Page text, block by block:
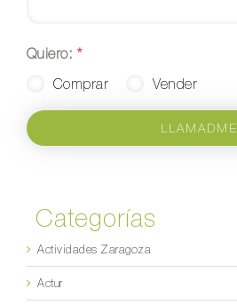
Quiero: *
Comprar
Vender
LLAMADME
Categorías
Actividades Zaragoza
Actur